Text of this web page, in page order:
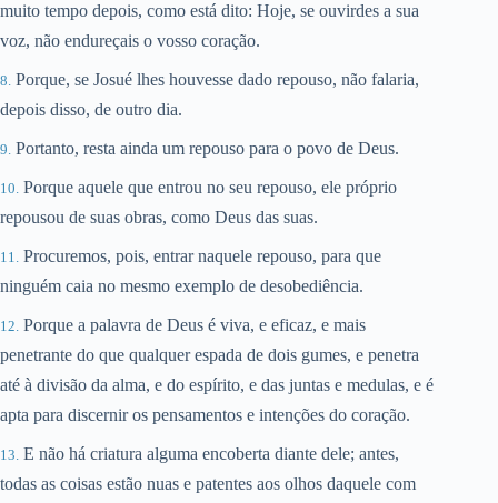
muito tempo depois, como está dito: Hoje, se ouvirdes a sua
voz, não endureçais o vosso coração.
Porque, se Josué lhes houvesse dado repouso, não falaria,
depois disso, de outro dia.
Portanto, resta ainda um repouso para o povo de Deus.
Porque aquele que entrou no seu repouso, ele próprio
repousou de suas obras, como Deus das suas.
Procuremos, pois, entrar naquele repouso, para que
ninguém caia no mesmo exemplo de desobediência.
Porque a palavra de Deus é viva, e eficaz, e mais
penetrante do que qualquer espada de dois gumes, e penetra
até à divisão da alma, e do espírito, e das juntas e medulas, e é
apta para discernir os pensamentos e intenções do coração.
E não há criatura alguma encoberta diante dele; antes,
todas as coisas estão nuas e patentes aos olhos daquele com